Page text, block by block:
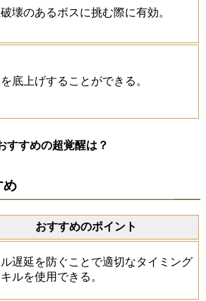
壊のあるボスに挑む際に有効。
底上げすることができる。
すすめの超覚醒は？
め
おすすめのポイント
遅延を防ぐことで適切なタイミング
ルを使用できる。